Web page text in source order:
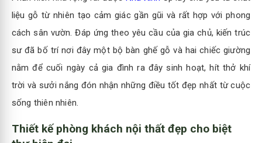
liệu gỗ từ nhiên tạo cảm giác gần gũi và rất hợp với phong
cách sân vườn. Đáp ứng theo yêu cầu của gia chủ, kiến trúc
sư đã bố trí nơi đây một bộ bàn ghế gỗ và hai chiếc giường
nằm để cuối ngày cả gia đình ra đây sinh hoạt, hít thở khí
trời và sưởi nắng đón nhận những điều tốt đẹp nhất từ cuộc
sống thiên nhiên.
Thiết kế phòng khách nội thất đẹp cho biệt